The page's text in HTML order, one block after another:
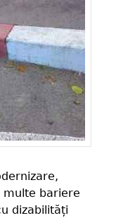
multe bariere
dizabilități